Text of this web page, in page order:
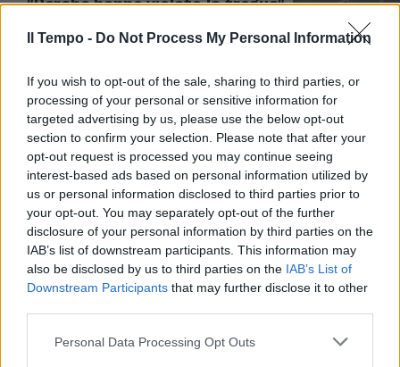
Il Tempo - Do Not Process My Personal Information
If you wish to opt-out of the sale, sharing to third parties, or
processing of your personal or sensitive information for
targeted advertising by us, please use the below opt-out
section to confirm your selection. Please note that after your
opt-out request is processed you may continue seeing
interest-based ads based on personal information utilized by
us or personal information disclosed to third parties prior to
your opt-out. You may separately opt-out of the further
disclosure of your personal information by third parties on the
IAB’s list of downstream participants. This information may
also be disclosed by us to third parties on the IAB’s List of
Downstream Participants that may further disclose it to other
Personal Data Processing Opt Outs
di Blinken
"SCONTRO BRUTALE"
Ribellione contro la guerra a
Gaza, la protesta interrompe
l'audizione di Blinken
31/10/2023
DIPLOMAZIA
"Chi fanno uscire da Gaza".
fuga. Che succede in Medio
Oriente